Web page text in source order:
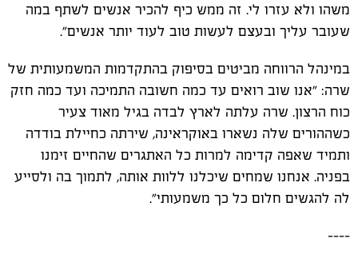
משהו ולא עזרו לי. זה ממש כיף להכיר אנשים לשתף במה
שעובר עליך ובעצם לעשות טוב לעוד יותר אנשים".
במינהל הרווחה מביטים בסיפוק בהתקדמות המשמעותית של
שרה: "אנו שוב רואים עד כמה חשובה התמיכה ועד כמה חזק
כוח הרצון. שרה עלתה לארץ לבדה בגיל מאוד צעיר
כשההורים שלה נשארו באוקראינה, שירתה כחיילת בודדה
ותמיד שאפה קדימה למרות כל האתגרים שהחיים זימנו
בפניה. אנחנו שמחים שיכלנו ללוות אותה, לתמוך בה ולסייע
לה להגשים חלום כל כך משמעותי".
----